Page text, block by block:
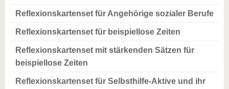
Reflexionskartenset für Angehörige sozialer Berufe
Reflexionskartenset für beispiellose Zeiten
Reflexionskartenset mit stärkenden Sätzen für
beispiellose Zeiten
Reflexionskartenset für Selbsthilfe-Aktive und ihr